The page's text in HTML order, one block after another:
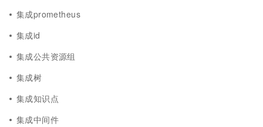
集成prometheus
集成id
集成公共资源组
集成树
集成知识点
集成中间件